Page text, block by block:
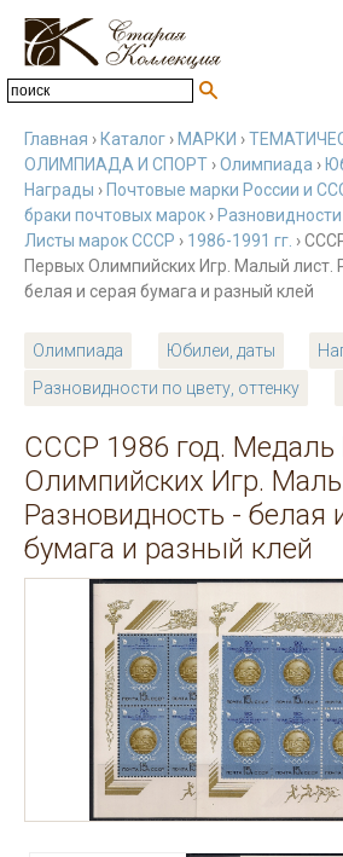
Главная › Каталог › МАРКИ ›
ОЛИМПИАДА И СПОРТ ›Олимпиада ›
Награды › Почтовые марки России и
браки почтовых марок ›
Листы марок СССР › 1986-1991 гг. ›
Первых Олимпийских Игр. Малый лист.
белая и серая бумага и разный клей
Олимпиада Юбилеи, даты
Разновидности по цвету, оттенку
СССР 1986 год.
Олимпийских Игр.
Разновидность - белая
бумага и разный клей